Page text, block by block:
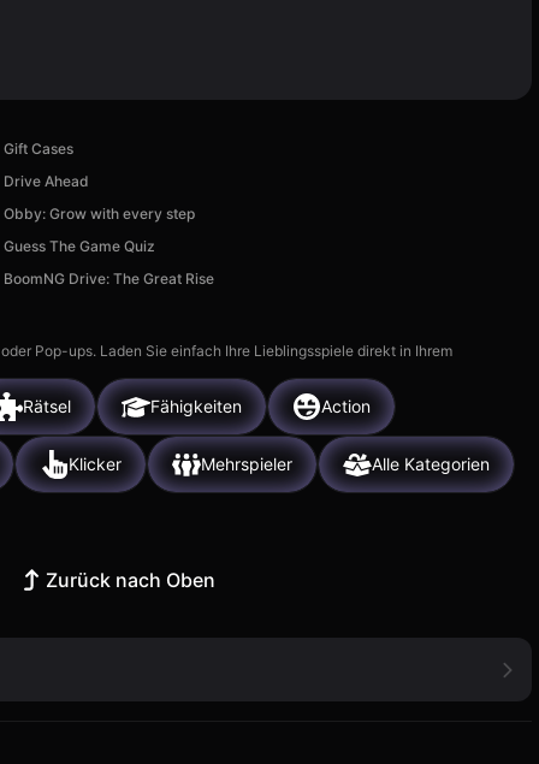
Gift Cases
Drive Ahead
Obby: Grow with every step
Guess The Game Quiz
BoomNG Drive: The Great Rise
Pop-ups. Laden Sie einfach Ihre Lieblingsspiele direkt in Ihrem
Rätsel Fähigkeiten Action
Klicker Mehrspieler Alle Kategorien
Zurück nach Oben